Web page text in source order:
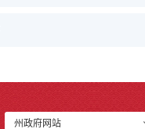
州政府网站